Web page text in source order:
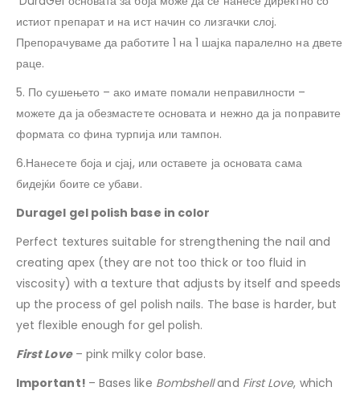
истиот препарат и на ист начин со лизгачки слој.
Препорачуваме да работите 1 на 1 шајка паралелно на двете
раце.
5. По сушењето – ако имате помали неправилности –
можете да ја обезмастете основата и нежно да ја поправите
формата со фина турпија или тампон.
6.Нанесете боја и сјај, или оставете ја основата сама
бидејќи боите се убави.
Duragel gel polish base in color
Perfect textures suitable for strengthening the nail and
creating apex (they are not too thick or too fluid in
viscosity) with a texture that adjusts by itself and speeds
up the process of gel polish nails. The base is harder, but
yet flexible enough for gel polish.
First Love– pink milky color base.
Important! – Bases like Bombshelland First Love, which